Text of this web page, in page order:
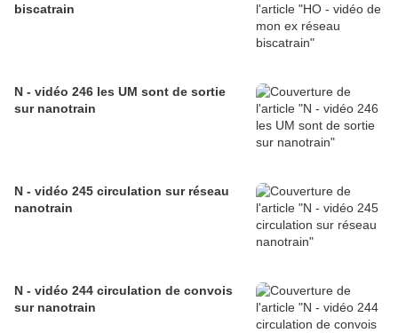
biscatrain
N - vidéo 246 les UM sont de sortie
sur nanotrain
N - vidéo 245 circulation sur réseau
nanotrain
N - vidéo 244 circulation de convois
sur nanotrain